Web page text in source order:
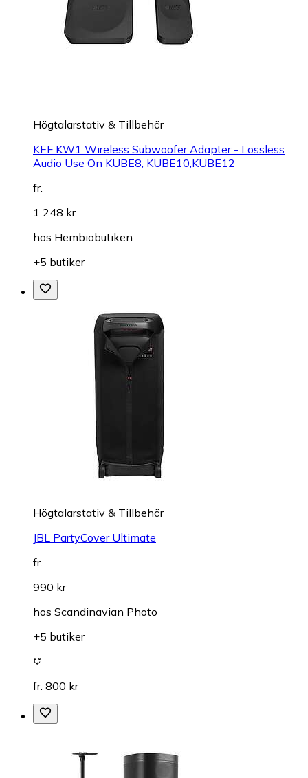
Högtalarstativ & Tillbehör
KEF KW1 Wireless Subwoofer Adapter - Lossless
Audio Use On KUBE8, KUBE10,KUBE12
fr.
1 248 kr
hos Hembiobutiken
+5 butiker
Högtalarstativ & Tillbehör
JBL PartyCover Ultimate
fr.
990 kr
hos Scandinavian Photo
+5 butiker
fr. 800 kr